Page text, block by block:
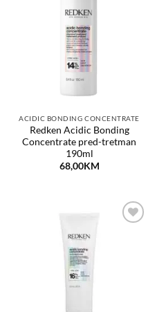
ACIDIC BONDING CONCENTRATE
Redken Acidic Bonding
Concentrate pred-tretman
190ml
68,00KM